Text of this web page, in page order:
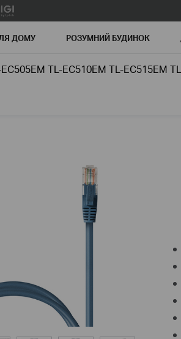
ДОМУ РОЗУМНИЙ БУДИНОК
TL-EC510EM TL-EC515EM